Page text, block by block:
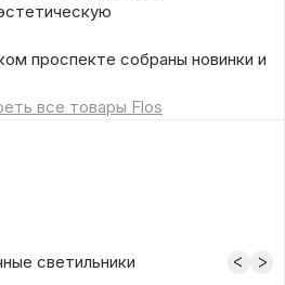
проспекте собраны новинки и
все товары Flos
светильники